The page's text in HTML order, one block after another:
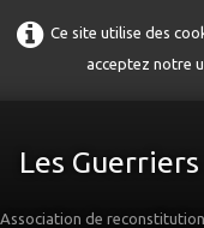
Ce site utilise des
acceptez notre
Les Guerriers
Association de